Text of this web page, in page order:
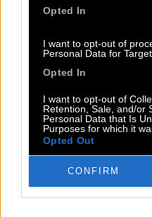
Opted In
I want to opt-out of
Personal Data for
Opted In
I want to opt-out of
Retention, Sale, and/or
Personal Data that Is
Purposes for which it
Opted Out
CONFIRM